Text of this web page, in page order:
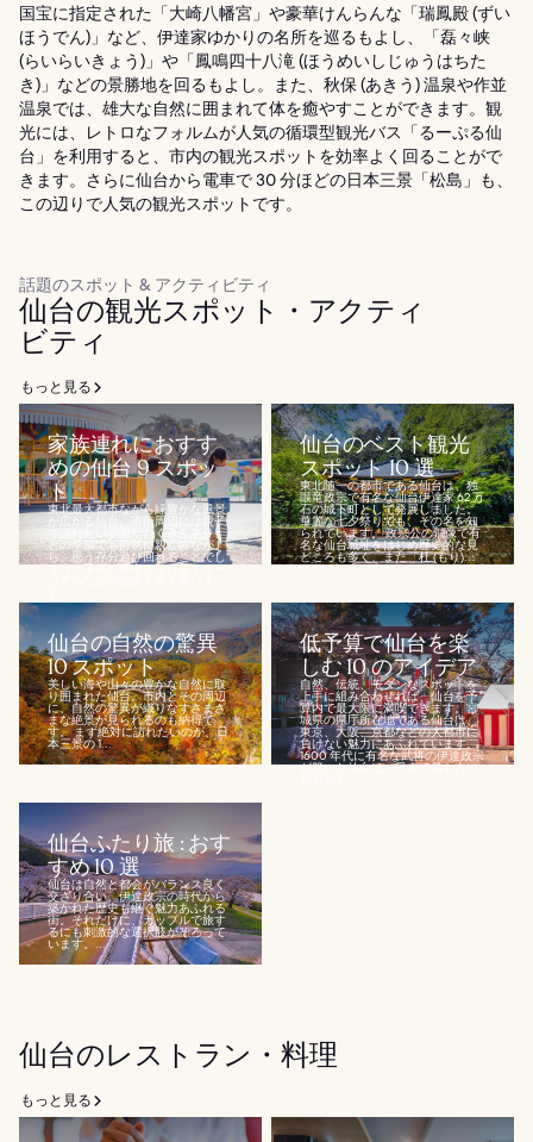
国宝に指定された「大崎八幡宮」や豪華けんらんな「瑞鳳殿 (ずい
ほうでん)」など、伊達家ゆかりの名所を巡るもよし、「磊々峡
(らいらいきょう)」や「鳳鳴四十八滝 (ほうめいしじゅうはちた
き)」などの景勝地を回るもよし。また、秋保 (あきう) 温泉や作並
温泉では、雄大な自然に囲まれて体を癒やすことができます。観
光には、レトロなフォルムが人気の循環型観光バス「るーぷる仙
台」を利用すると、市内の観光スポットを効率よく回ることがで
きます。さらに仙台から電車で 30 分ほどの日本三景「松島」も、
この辺りで人気の観光スポットです。
話題のスポット & アクティビティ
仙台の観光スポット・アクティ
ビティ
もっと見る
家族連れにおすす
めの仙台 9 スポッ
ト
東北最大都市ながら緑豊かな風景
が広がる仙台。市街周辺には親子
で訪れたい公園がたくさんあり、
どの季節でも自然に親しみなが
ら、思う存分遊び回れることでし
ょう。子供が夢中になれるミュー
仙台のベスト観光
スポット 10 選
東北随一の都市である仙台は、独
眼竜政宗で有名な仙台伊達家 62 万
石の城下町として発展しました。
華麗な七夕祭りでも、その名を知
られています。 政宗公の銅像で有
名な仙台城址をはじめ歴史的な見
どころも多く、また「杜 (もり)...
仙台の自然の驚異
10 スポット
美しい海や山々の豊かな自然に取
り囲まれた仙台。市内とその周辺
に、自然の驚異が織りなすさまざ
まな絶景が見られるのも納得で
す。 まず絶対に訪れたいのが、日
本三景の 1...
低予算で仙台を楽
しむ 10 のアイデア
自然、伝統、モダンなスポットを
上手に組み合わせれば、仙台を予
算内で最大限に満喫できます。宮
城県の県庁所在地である仙台は、
東京、大阪、京都などの大都市に
負けない魅力にあふれています。
1600 年代に有名な武将の伊達政宗
が築いた仙台は、日本で最も古い
仙台ふたり旅 : おす
すめ 10 選
仙台は自然と都会がバランス良く
交ざり合い、伊達政宗の時代から
築かれた歴史も継ぐ魅力あふれる
街。それだけに、カップルで旅す
るにも刺激的な選択肢がそろって
います。...
仙台のレストラン・料理
もっと見る